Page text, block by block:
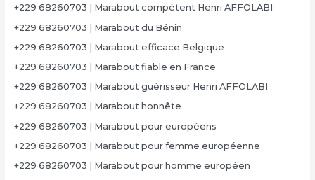
+229 68260703 | Marabout compétent Henri AFFOLABI
+229 68260703 | Marabout du Bénin
+229 68260703 | Marabout efficace Belgique
+229 68260703 | Marabout fiable en France
+229 68260703 | Marabout guérisseur Henri AFFOLABI
+229 68260703 | Marabout honnête
+229 68260703 | Marabout pour européens
+229 68260703 | Marabout pour femme européenne
+229 68260703 | Marabout pour homme européen